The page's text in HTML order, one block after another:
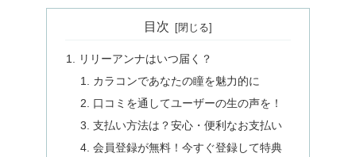
目次
リリーアンナはいつ届く？
カラコンであなたの瞳を魅力的に
口コミを通してユーザーの生の声を！
支払い方法は？安心・便利なお支払い
会員登録が無料！今すぐ登録して特典